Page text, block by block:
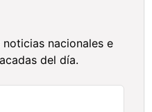
nacionales e
del día.